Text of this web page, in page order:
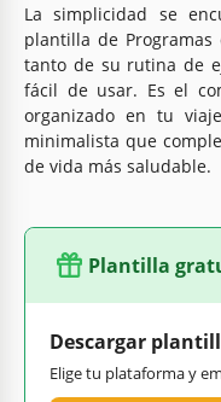
La simplicidad se
plantilla de Programas
tanto de su rutina de
fácil de usar. Es el
organizado en tu
minimalista que
de vida más saludable.
Plantilla
Descargar
Elige tu plataforma y